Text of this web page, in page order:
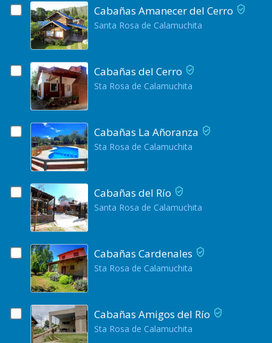
Cabañas Amanecer del Cerro
Santa Rosa de Calamuchita
Cabañas del Cerro
Sta Rosa de Calamuchita
Cabañas La Añoranza
Sta Rosa de Calamuchita
Cabañas del Río
Santa Rosa de Calamuchita
Cabañas Cardenales
Sta Rosa de Calamuchita
Cabañas Amigos del Río
Sta Rosa de Calamuchita